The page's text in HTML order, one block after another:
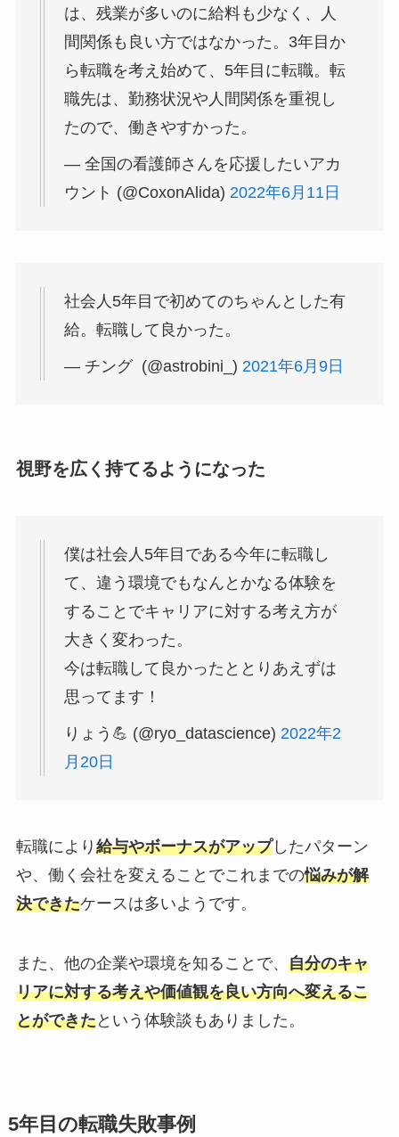
は、残業が多いのに給料も少なく、人
間関係も良い方ではなかった。3年目か
ら転職を考え始めて、5年目に転職。転
職先は、勤務状況や人間関係を重視し
たので、働きやすかった。
— 全国の看護師さんを応援したいアカ
ウント (@CoxonAlida) 2022年6月11日
社会人5年目で初めてのちゃんとした有
給。転職して良かった。
— チング (@astrobini_) 2021年6月9日
視野を広く持てるようになった
僕は社会人5年目である今年に転職し
て、違う環境でもなんとかなる体験を
することでキャリアに対する考え方が
大きく変わった。
今は転職して良かったととりあえずは
思ってます！
りょう💪 (@ryo_datascience) 2022年2
月20日
転職により 給与やボーナスがアップしたパターン
や、働く会社を変えることでこれまでの悩みが解
決できたケースは多いようです。
また、他の企業や環境を知ることで、 自分のキャ
リアに対する考えや価値観を良い方向へ変えるこ
とができたという体験談もありました。
5年目の転職失敗事例